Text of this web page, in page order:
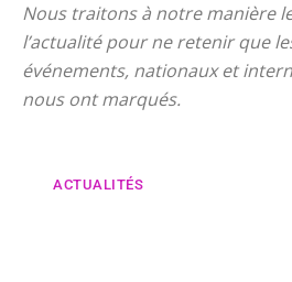
Nous traitons à notre manière
l’actualité pour ne retenir que
événements, nationaux et
nous ont marqués.
ACTUALITÉS